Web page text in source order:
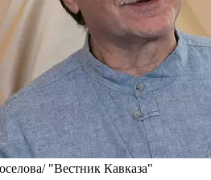
"Вестник Кавказа"